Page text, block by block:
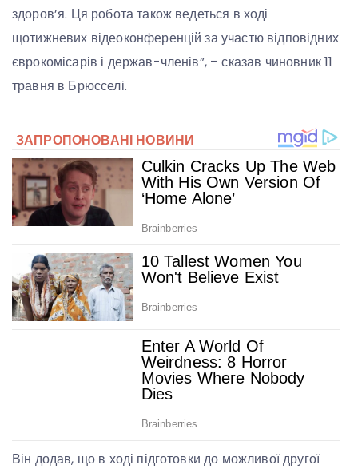
здоров’я. Ця робота також ведеться в ході
щотижневих відеоконференцій за участю відповідних
єврокомісарів і держав-членів”, – сказав чиновник 11
травня в Брюсселі.
Він додав, що в ході підготовки до можливої ​​другої